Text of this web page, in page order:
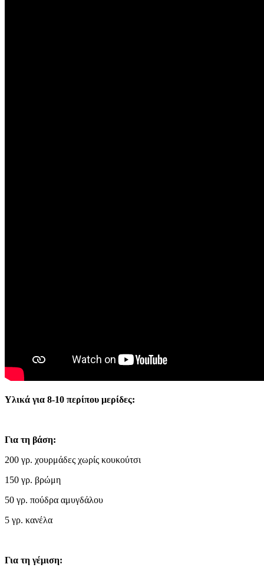
Υλικά για 8-10 περίπου μερίδες:
Για τη βάση:
200 γρ. χουρμάδες χωρίς κουκούτσι
150 γρ. βρώμη
50 γρ. πούδρα αμυγδάλου
5 γρ. κανέλα
Για τη γέμιση: